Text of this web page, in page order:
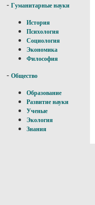
- Гуманитарные науки
История
Психология
Социология
Экономика
Философия
- Общество
Образование
Развитие науки
Ученые
Экология
Знания